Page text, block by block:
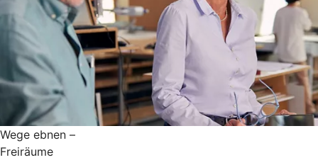
Wege ebnen –
Freiräume